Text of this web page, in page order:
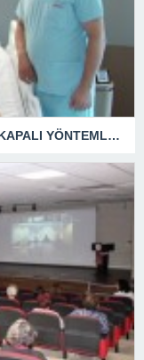
“GİZLİ KANSER” AORT ANEVRİZMASI KAPALI YÖNTEMLE TEDAVİ EDİLDİ